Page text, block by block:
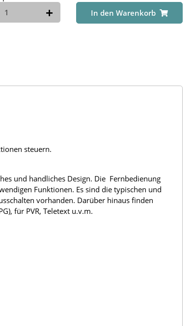
In den Warenkorb
steuern.
und handliches Design. Die Fernbedienung
Funktionen. Es sind die typischen und
vorhanden. Darüber hinaus finden
für PVR, Teletext u.v.m.